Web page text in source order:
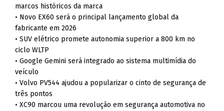
marcos históricos da marca
• Novo EX60 será o principal lançamento global da
fabricante em 2026
• SUV elétrico promete autonomia superior a 800 km no
ciclo WLTP
• Google Gemini será integrado ao sistema multimídia do
veículo
• Volvo PV544 ajudou a popularizar o cinto de segurança de
três pontos
• XC90 marcou uma revolução em segurança automotiva no